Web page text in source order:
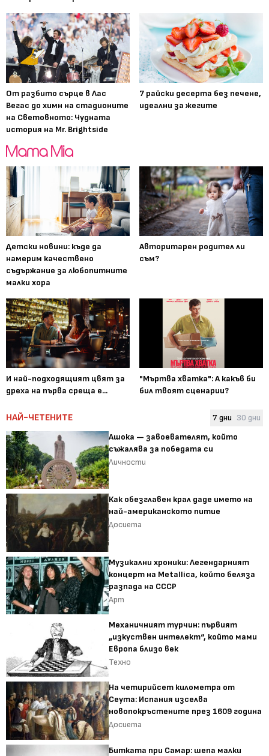
От разбито сърце в Лас
Вегас до химн на стадионите
на Световното: Чудната
история на Mr. Brightside
7 райски десерта без печене,
идеални за жегите
Детски новини: къде да
намерим качествено
съдържание за любопитните
малки хора
Авторитарен родител ли
съм?
И най-подходящият цвят за
дреха на първа среща е...
"Мъртва хватка": А какъв би
бил твоят сценарии?
НАЙ-ЧЕТЕНИТЕ 7 дни 30 дни
Ашока — завоевателят, който
съжалява за победата си
Личности
Как обезглавен крал даде името на
най-американското питие
Досиета
Музикални хроники: Легендарният
концерт на Metallica, който беляза
разпада на СССР
Арт
Механичният турчин: първият
„изкуствен интелект“, който мами
Европа близо век
Техно
На четирийсет километра от
Сеута: Испания изселва
новопокръстените през 1609 година
Досиета
Битката при Самар: шепа малки